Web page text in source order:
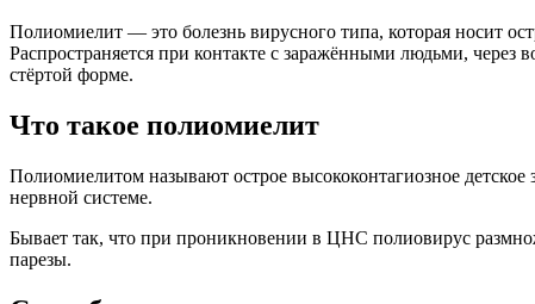
Полиомиелит — это болезнь вирусного типа, которая носит
Распространяется при контакте с заражёнными людьми,
стёртой форме.
Что такое полиомиелит
Полиомиелитом называют острое высококонтагиозное
нервной системе.
Бывает так, что при проникновении в ЦНС полиовирус
парезы.